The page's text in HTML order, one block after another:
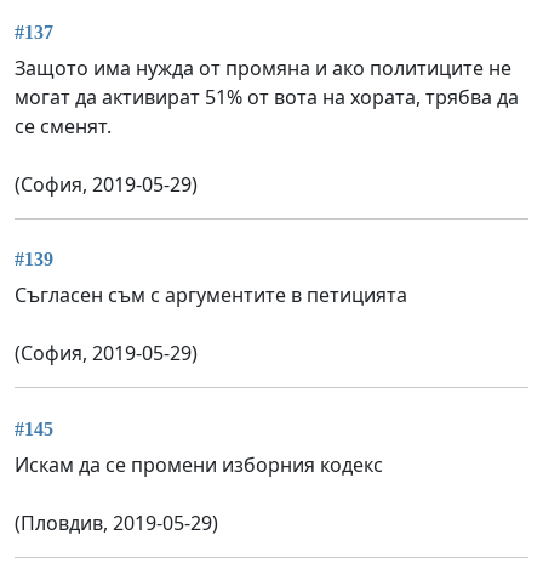
#137
Защото има нужда от промяна и ако политиците не
могат да активират 51% от вота на хората, трябва да
се сменят.
(София, 2019-05-29)
#139
Съгласен съм с аргументите в петицията
(София, 2019-05-29)
#145
Искам да се промени изборния кодекс
(Пловдив, 2019-05-29)